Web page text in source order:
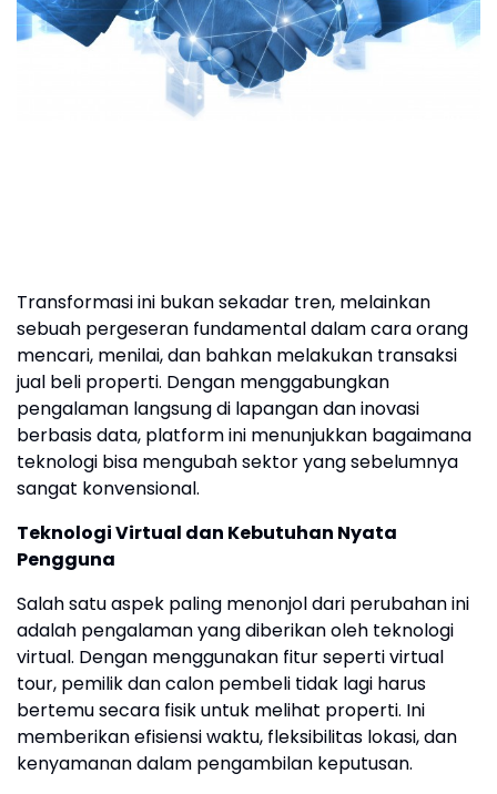
Transformasi ini bukan sekadar tren, melainkan
sebuah pergeseran fundamental dalam cara orang
mencari, menilai, dan bahkan melakukan transaksi
jual beli properti. Dengan menggabungkan
pengalaman langsung di lapangan dan inovasi
berbasis data, platform ini menunjukkan bagaimana
teknologi bisa mengubah sektor yang sebelumnya
sangat konvensional.
Teknologi Virtual dan Kebutuhan Nyata
Pengguna
Salah satu aspek paling menonjol dari perubahan ini
adalah pengalaman yang diberikan oleh teknologi
virtual. Dengan menggunakan fitur seperti virtual
tour, pemilik dan calon pembeli tidak lagi harus
bertemu secara fisik untuk melihat properti. Ini
memberikan efisiensi waktu, fleksibilitas lokasi, dan
kenyamanan dalam pengambilan keputusan.